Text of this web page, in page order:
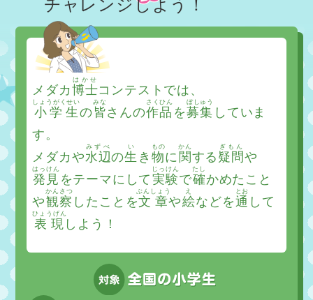
メダカ博士
はかせ
コンテストでは、
小学生
しょうがくせい
の 皆
みな
さんの作品
さくひん
を募集
ぼしゅう
していま
す。
メダカや水辺
みずべ
の生
い
き 物
もの
に 関
かん
する 疑問
ぎもん
や
発見
はっけん
をテーマにして 実験
じっけん
で確
たし
かめたこと
や観察
かんさつ
したことを文章
ぶんしょう
や絵
え
などを通
とお
して
表現
ひょうげん
しよう！